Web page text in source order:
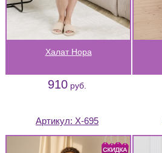
Халат Нора
910 руб.
Артикул: Х-695